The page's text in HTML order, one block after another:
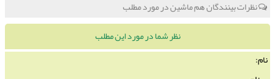
نظرات بینندگان هم ماشین در مورد مطلب
نظر شما در مورد این مطلب
نام: